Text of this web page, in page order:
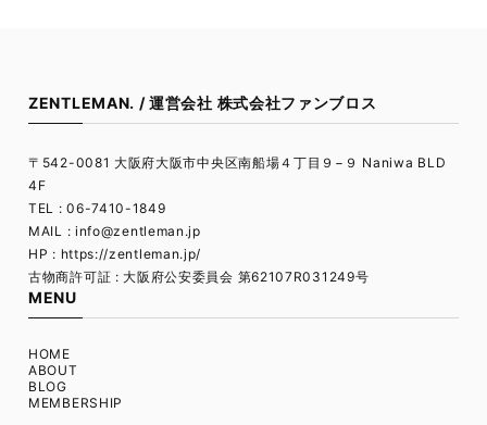
ZENTLEMAN. / 運営会社 株式会社ファンブロス
〒542-0081 大阪府大阪市中央区南船場４丁目９−９ Naniwa BLD
4F
TEL : 06-7410-1849
MAIL : info@zentleman.jp
HP : https://zentleman.jp/
古物商許可証 : 大阪府公安委員会 第62107R031249号
MENU
HOME
ABOUT
BLOG
MEMBERSHIP